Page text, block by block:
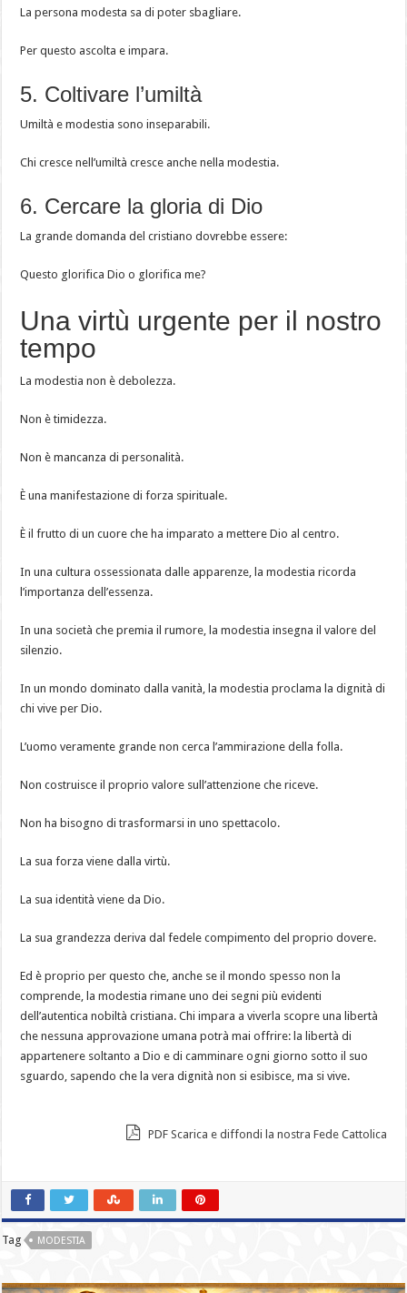
La persona modesta sa di poter sbagliare.
Per questo ascolta e impara.
5. Coltivare l’umiltà
Umiltà e modestia sono inseparabili.
Chi cresce nell’umiltà cresce anche nella modestia.
6. Cercare la gloria di Dio
La grande domanda del cristiano dovrebbe essere:
Questo glorifica Dio o glorifica me?
Una virtù urgente per il nostro
tempo
La modestia non è debolezza.
Non è timidezza.
Non è mancanza di personalità.
È una manifestazione di forza spirituale.
È il frutto di un cuore che ha imparato a mettere Dio al centro.
In una cultura ossessionata dalle apparenze, la modestia ricorda
l’importanza dell’essenza.
In una società che premia il rumore, la modestia insegna il valore del
silenzio.
In un mondo dominato dalla vanità, la modestia proclama la dignità di
chi vive per Dio.
L’uomo veramente grande non cerca l’ammirazione della folla.
Non costruisce il proprio valore sull’attenzione che riceve.
Non ha bisogno di trasformarsi in uno spettacolo.
La sua forza viene dalla virtù.
La sua identità viene da Dio.
La sua grandezza deriva dal fedele compimento del proprio dovere.
Ed è proprio per questo che, anche se il mondo spesso non la
comprende, la modestia rimane uno dei segni più evidenti
dell’autentica nobiltà cristiana. Chi impara a viverla scopre una libertà
che nessuna approvazione umana potrà mai offrire: la libertà di
appartenere soltanto a Dio e di camminare ogni giorno sotto il suo
sguardo, sapendo che la vera dignità non si esibisce, ma si vive.
PDF Scarica e diffondi la nostra Fede Cattolica
Tag MODESTIA